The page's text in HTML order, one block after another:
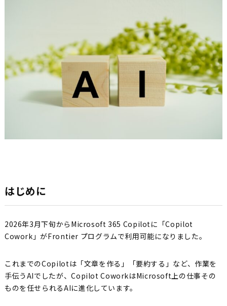
はじめに
2026年3月下旬からMicrosoft 365 Copilotに「Copilot
Cowork」がFrontier プログラムで利用可能になりました。
これまでのCopilotは「文章を作る」「要約する」など、作業を
手伝うAIでしたが、Copilot CoworkはMicrosoft上の仕事その
ものを任せられるAIに進化しています。